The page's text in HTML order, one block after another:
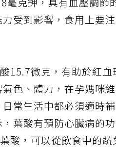
毫克鉀，具有血壓調節
受到影響，食用上要
15.7微克，有助於紅
色、體力，在孕媽咪
常生活中都必須適時
葉酸有預防心臟病的
酸，可以從飲食中的